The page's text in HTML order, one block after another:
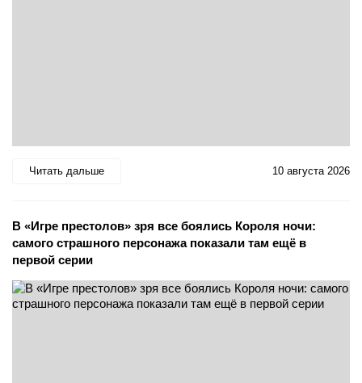
Читать дальше 10 августа 2026
В «Игре престолов» зря все боялись Короля ночи:
самого страшного персонажа показали там ещё в
первой серии